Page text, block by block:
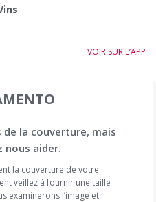
VOIR SUR L’APP
de la couverture, mais
nous aider.
la couverture de votre
veillez à fournir une taille
examinerons l’image et